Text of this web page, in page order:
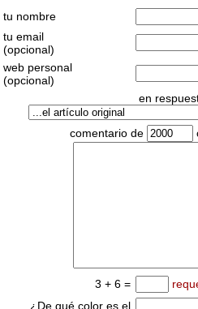
tu nombre
tu email
(opcional)
web personal
(opcional)
en
comentario de
3 + 6 =
¿De qué color es el